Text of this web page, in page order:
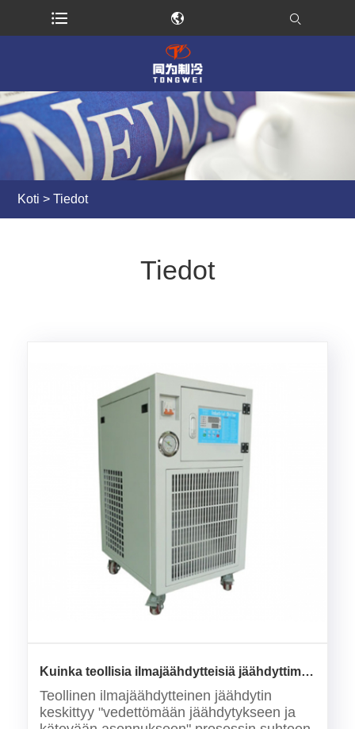
Koti > Tiedot
Tiedot
Kuinka teollisia ilmajäähdytteisiä jäähdyttimiä
voidaan mukauttaa teollisiin skenaarioihin
ilman vesilähteitä hyödyntämällä niiden
teknisiä etuja? ​
Teollinen ilmajäähdytteinen jäähdytin
keskittyy "vedettömään jäähdytykseen ja